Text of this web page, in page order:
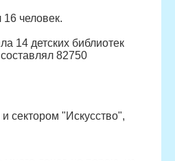
человек.
14 детских библиотек
82750
сектором "Искусство",